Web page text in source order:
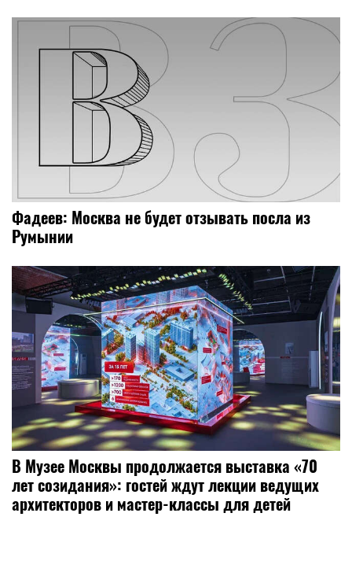
Фадеев: Москва не будет отзывать посла из
Румынии
В Музее Москвы продолжается выставка «70
лет созидания»: гостей ждут лекции ведущих
архитекторов и мастер-классы для детей